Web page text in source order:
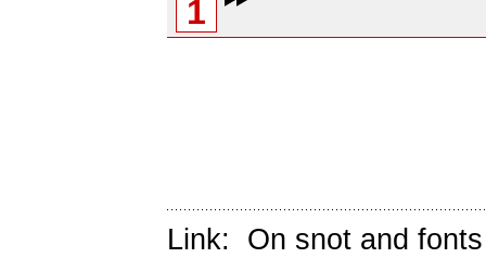
1
Link: On snot and fonts